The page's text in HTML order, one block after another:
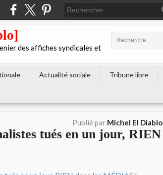
des affiches syndicales et
Actualité sociale Tribune libre
Publié par Michel El Diablo
tués en un jour, RIEN